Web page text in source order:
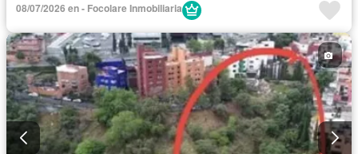
08/07/2026 en - Focolare Inmobiliaria